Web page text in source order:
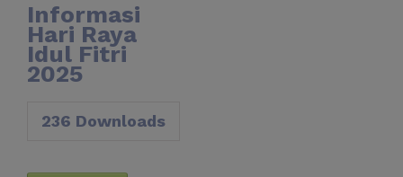
Informasi
Hari Raya
Idul Fitri
2025
236 Downloads